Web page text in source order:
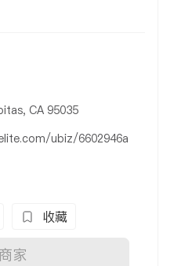
CA 95035
ubiz/6602946a
收藏
家